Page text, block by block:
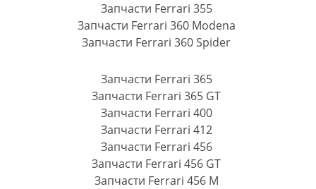
Запчасти Ferrari 355
Запчасти Ferrari 360 Modena
Запчасти Ferrari 360 Spider
Запчасти Ferrari 365
Запчасти Ferrari 365 GT
Запчасти Ferrari 400
Запчасти Ferrari 412
Запчасти Ferrari 456
Запчасти Ferrari 456 GT
Запчасти Ferrari 456 M